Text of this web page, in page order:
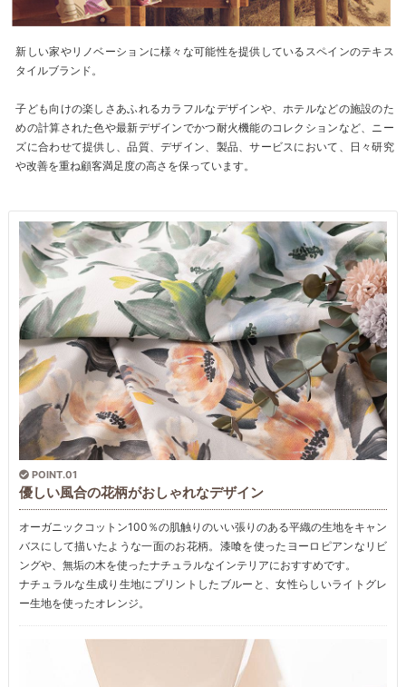
新しい家やリノベーションに様々な可能性を提供しているスペインのテキス
タイルブランド。
子ども向けの楽しさあふれるカラフルなデザインや、ホテルなどの施設のた
めの計算された色や最新デザインでかつ耐火機能のコレクションなど、ニー
ズに合わせて提供し、品質、デザイン、製品、サービスにおいて、日々研究
や改善を重ね顧客満足度の高さを保っています。
POINT.01
優しい風合の花柄がおしゃれなデザイン
オーガニックコットン100％の肌触りのいい張りのある平織の生地をキャン
バスにして描いたような一面のお花柄。漆喰を使ったヨーロピアンなリビ
ングや、無垢の木を使ったナチュラルなインテリアにおすすめです。
ナチュラルな生成り生地にプリントしたブルーと、女性らしいライトグレ
ー生地を使ったオレンジ。